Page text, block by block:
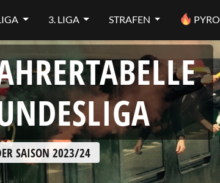
3. LIGA STRAFEN PYRO
SAISON 2023/24